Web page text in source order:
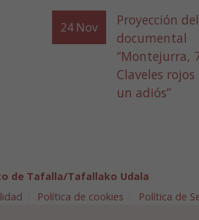
24 Nov
Proyección del
documental
“Montejurra,
Claveles
un adiós”
de Tafalla/Tafallako Udala
Política de cookies
Política de